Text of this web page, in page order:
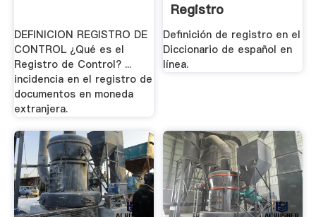
DEFINICION REGISTRO DE
CONTROL ¿Qué es el
Registro de Control? ...
incidencia en el registro de
documentos en moneda
extranjera.
Registro
Diccionario
Definición de registro en el
Diccionario de español en
línea.